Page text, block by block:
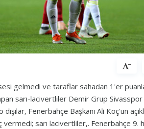
gelmedi ve taraflar sahadan 1'er puanla
sarı-lacivertliler Demir Grup Sivasspor
Fenerbahçe Başkanı Ali Koç'un
sarı lacivertliler,. Fenerbahçe 9.